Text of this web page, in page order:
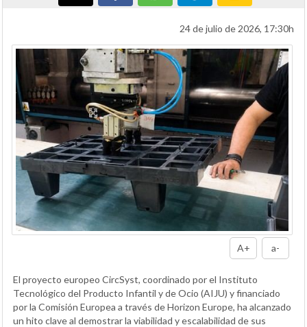
24 de julio de 2026, 17:30h
A+ a-
El proyecto europeo CircSyst, coordinado por el Instituto
Tecnológico del Producto Infantil y de Ocio (AIJU) y financiado
por la Comisión Europea a través de Horizon Europe, ha alcanzado
un hito clave al demostrar la viabilidad y escalabilidad de sus